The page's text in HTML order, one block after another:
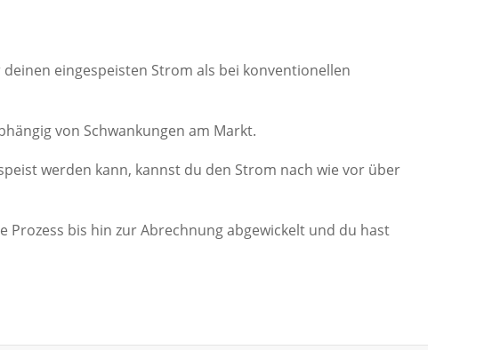
eingespeisten Strom als bei konventionellen
von Schwankungen am Markt.
werden kann, kannst du den Strom nach wie vor über
Prozess bis hin zur Abrechnung abgewickelt und du hast